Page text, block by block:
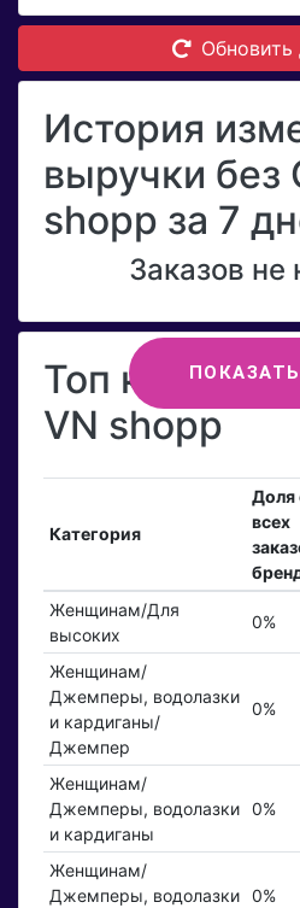
Обновить
История
выручки
shopp за 7
Заказов не
Топ
VN shopp
Категория
Доля
всех
Женщинам/Для
высоких
0%
Женщинам/
Джемперы, водолазки
и кардиганы/
Джемпер
0%
Женщинам/
Джемперы, водолазки
и кардиганы
0%
Женщинам/
Джемперы, водолазки
0%